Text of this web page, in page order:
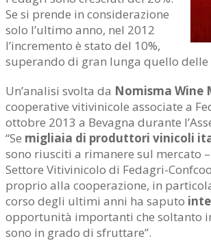
Se si prende in considerazione
solo l’ultimo anno, nel 2012
l’incremento è stato del 10%,
superando di gran lunga quello delle
Un’analisi svolta da Nomisma Wine
cooperative vitivinicole associate a
ottobre 2013 a Bevagna durante
“Se migliaia di produttori vinicoli
sono riusciti a rimanere sul mercato
Settore Vitivinicolo di Fedagri-
proprio alla cooperazione, in
corso degli ultimi anni ha saputo
opportunità importanti che soltanto
sono in grado di sfruttare”.